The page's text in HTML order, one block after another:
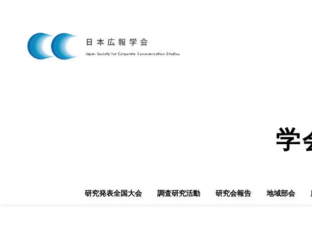
学
研究発表全国大会 調査研究活動 研究会報告 地域部会